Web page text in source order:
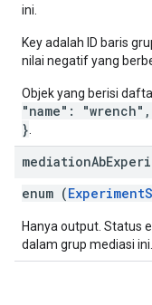
ini.
Key adalah ID baris
nilai negatif yang
Objek yang berisi
"name":
}
mediationAb
enum (
Hanya output. Status
dalam grup mediasi ini.